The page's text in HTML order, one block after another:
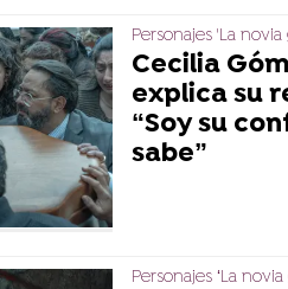
Personajes 'La novia
Cecilia
explica su
“Soy su
sabe”
Personajes ‘La novia